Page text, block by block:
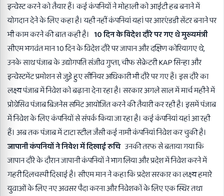
इन्वेस्ट करने को तैयार हैं। कई कंपनियों ने मोहाली को आईटी हब बनाने में
योगदान देने के लिए कहा है। यही नहीं कंपनियां यहां पर आरएंडडी सेंटर बनाने पर
भी काम करने की बात कही है। 10 दिन के विदेश दौरे पर गए थे मुख्यमंत्री
सीएम भगवंत मान 10 दिन के विदेश दौरे पर जापान और दक्षिण कोरियागए थे,
उनके साथ पंजाब के उद्योगपति संजीव गुप्ता, चीफ सेक्रेटरी KAP सिन्हा और
इन्वेस्टमेंट प्रमोशन से जुडे़ हुए सीनियर अधिकारी भी दौरे पर गए हैं। इस दौरे का
लक्ष्य पंजाब में निवेश को बढ़ाना देना रहा है। सरकार अगले साल में मार्च महीने में
प्रोग्रेसिव पंजाब बिजनेस समिट आयोजित करने की तैयारी कर रही है। इसमें पंजाब
में निवेश के लिए कंपनियों से संपर्क किया जा रहा है। कई कं​पनियां यहां आ रही
हैं। अब तक पंजाब में टाटा स्टील जैसी कई नामी कंपनियां निवेश कर चुकी है।
जापानी कंपनियों ने निवेश में दिखाई रुचिउनकी तरफ से बताया गया कि
जापान दौरे के दौरान जापानी कंपनियों ने भाग लिया और प्रदेश में निवेश करने में
गहरी दिलचस्पी दिखाई है। सीएम मान ने कहा कि प्रदेश सरकार का लक्ष्य हमारे
युवाओं के लिए नए अवसर पैदा करना और निवेशकों के लिए एक स्थिर तथा